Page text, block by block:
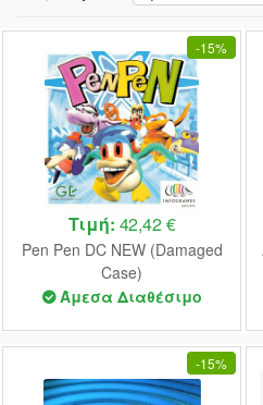
-15%
Τιμή: 42,42 €
Pen Pen DC NEW (Damaged
Case)
Άμεσα Διαθέσιμο
-15%